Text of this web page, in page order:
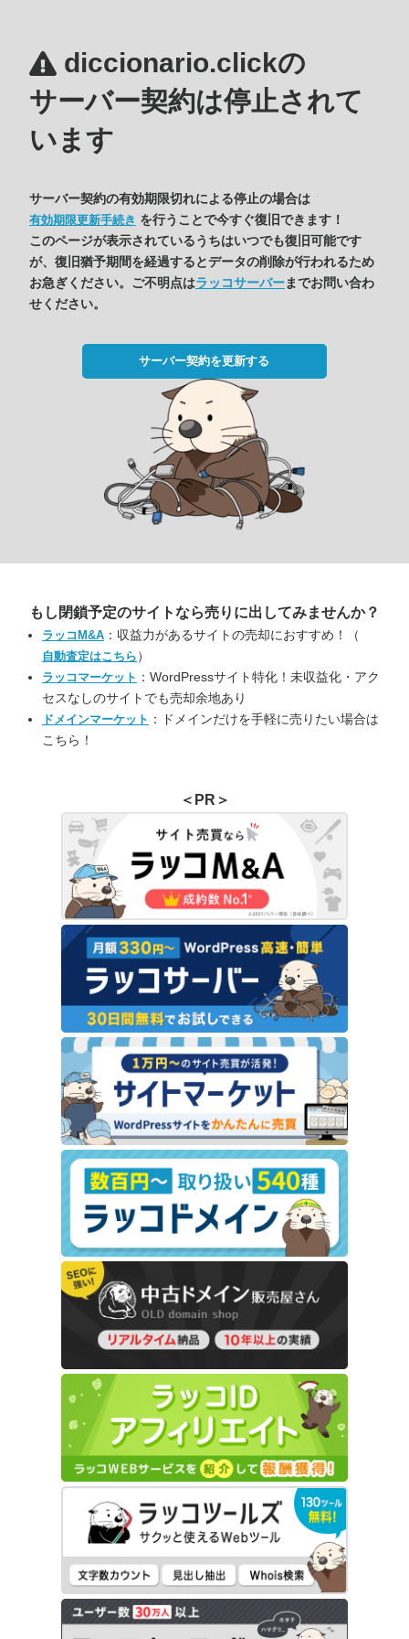
diccionario.clickの
サーバー契約は停止されて
います
サーバー契約の有効期限切れによる停止の場合は
有効期限更新手続き を行うことで今すぐ復旧できます！
このページが表示されているうちはいつでも復旧可能です
が、復旧猶予期間を経過するとデータの削除が行われるため
お急ぎください。ご不明点はラッコサーバーまでお問い合わ
せください。
サーバー契約を更新する
もし閉鎖予定のサイトなら売りに出してみませんか？
ラッコM&A ：収益力があるサイトの売却におすすめ！（
自動査定はこちら ）
ラッコマーケット ：WordPressサイト特化！未収益化・アク
セスなしのサイトでも売却余地あり
ドメインマーケット ：ドメインだけを手軽に売りたい場合は
こちら！
＜PR＞